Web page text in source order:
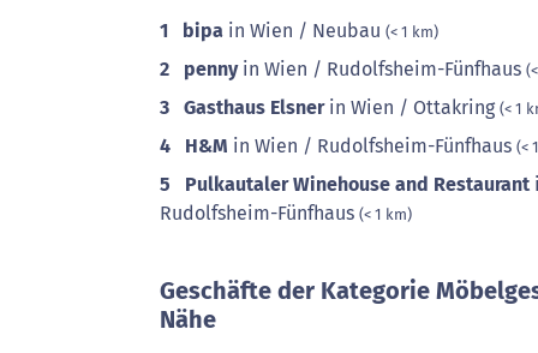
1 bipa in Wien / Neubau (< 1 km)
2 pennyin Wien / Rudolfsheim-Fünfhaus
3 Gasthaus Elsnerin Wien / Ottakring (< 1
4 H&M in Wien / Rudolfsheim-Fünfhaus (<
5 Pulkautaler Winehouse and Restaurant
Rudolfsheim-Fünfhaus (< 1 km)
Geschäfte der Kategorie
Nähe